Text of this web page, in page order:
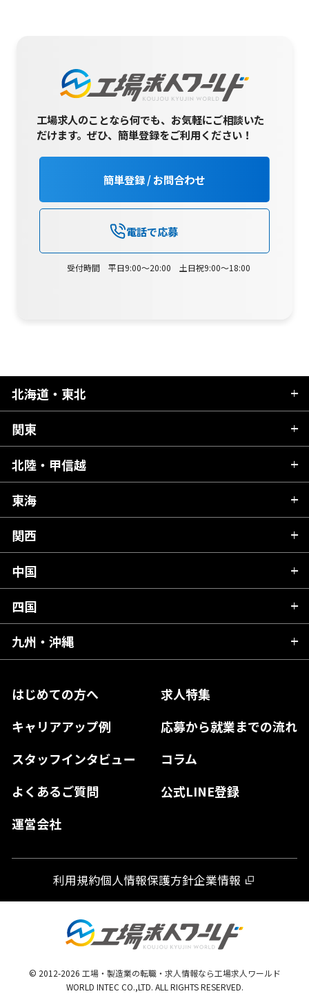
工場求人のことなら何でも、お気軽にご相談いた
だけます。ぜひ、簡単登録をご利用ください！
簡単登録 / お問合わせ
電話で応募
受付時間 平日9:00～20:00 土日祝9:00～18:00
はじめての方へ
求人特集
キャリアアップ例
応募から就業までの流れ
スタッフインタビュー
コラム
よくあるご質問
公式LINE登録
運営会社
北海道・東北
北海道
青森県
秋田県
岩手県
宮城県
福島県
関東
茨城県
栃木県
群馬県
千葉県
東京都
神奈川県
北陸・甲信越
新潟県
富山県
石川県
山梨県
長野県
東海
岐阜県
静岡県
愛知県
関西
滋賀県
京都府
大阪府
奈良県
和歌山県
中国
広島県
岡山県
島根県
山口県
四国
愛媛県
高知県
徳島県
九州・沖縄
熊本県
宮崎県
利用規約個人情報保護方針企業情報
© 2012-2026 工場・製造業の転職・求人情報なら工場求人ワールド
WORLD INTEC CO.,LTD. ALL RIGHTS RESERVED.